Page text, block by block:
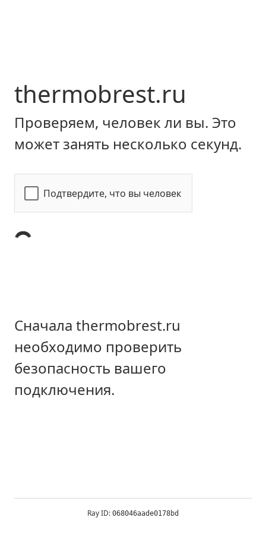
thermobrest.ru
Проверяем, человек ли вы. Это
может занять несколько секунд.
Подтвердите, что вы человек
Сначала thermobrest.ru
необходимо проверить
безопасность вашего
подключения.
Ray ID: 068046aade0178bd